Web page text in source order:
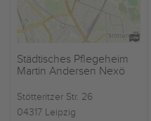
Städtisches Pflegeheim
Martin Andersen Nexö
Stötteritzer Str. 26
04317 Leipzig